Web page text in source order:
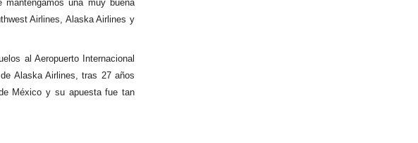
una muy buena
Airlines, Alaska Airlines y
al Aeropuerto Internacional
Alaska Airlines, tras 27 años
México y su apuesta fue tan